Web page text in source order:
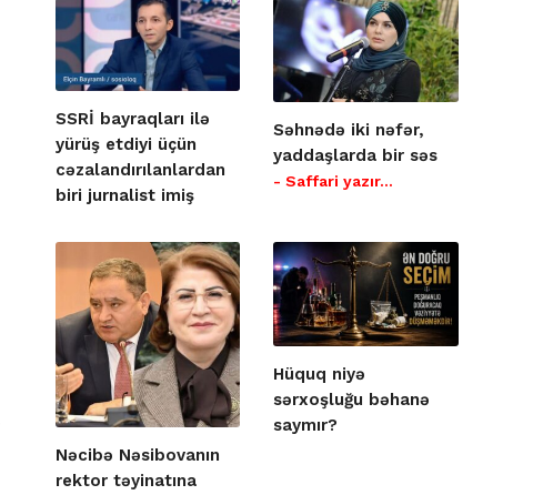
SSRİ bayraqları ilə
yürüş etdiyi üçün
cəzalandırılanlardan
biri jurnalist imiş
Səhnədə iki nəfər,
yaddaşlarda bir səs
- Saffari yazır…
Nəcibə Nəsibovanın
rektor təyinatına
Hüquq niyə
sərxoşluğu bəhanə
saymır?